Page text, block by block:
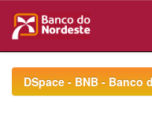
navigationDSpace - BNB - Banco